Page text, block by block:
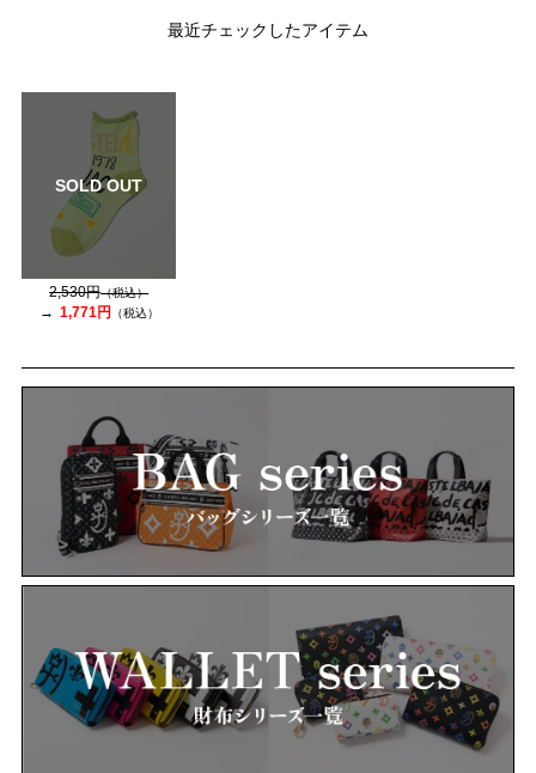
最近チェックしたアイテム
SOLD OUT
2,530円（税込）
1,771円 （税込）